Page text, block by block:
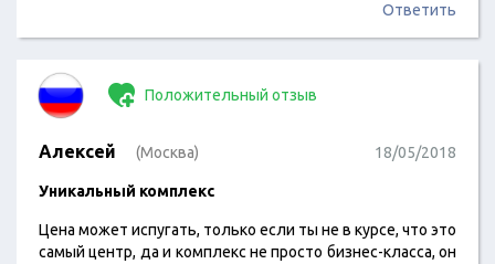
Ответить
Положительный отзыв
Алексей (Москва) 18/05/2018
Уникальный комплекс
Цена может испугать, только если ты не в курсе, что это
самый центр, да и комплекс не просто бизнес-класса, он